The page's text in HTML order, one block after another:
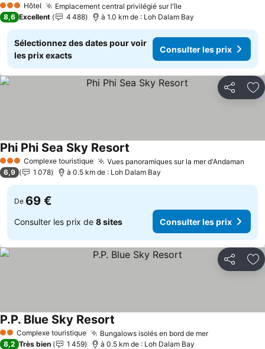
3 ÉtoilesHôtel Emplacement central privilégié sur l'île
8,6 Excellent 4 488 à 1.0 km de : Loh Dalam Bay
Sélectionnez des dates pour voir
les prix exacts
Consulter les prix
Partager
3 ÉtoilesComplexe touristique Vues panoramiques sur la mer d'Andaman
Phi Phi Sea Sky Resort
6,9 1 078 à 0.5 km de : Loh Dalam Bay
De 69 €
Consulter les prix de 8 sites Consulter les prix
Partager
2 ÉtoilesComplexe touristique Bungalows isolés en bord de mer
P.P. Blue Sky Resort
8,2 Très bien 1 459 à 0.5 km de : Loh Dalam Bay